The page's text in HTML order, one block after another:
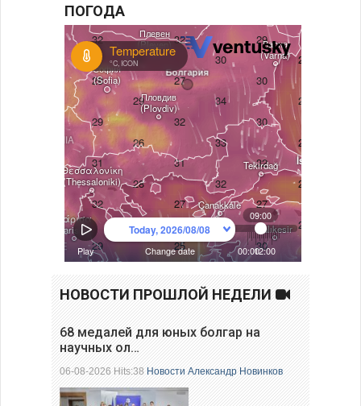
ПОГОДА
НОВОСТИ ПРОШЛОЙ НЕДЕЛИ
68 медалей для юных болгар на
научных ол…
06-08-2026 Hits:38Новости Александр Новинков